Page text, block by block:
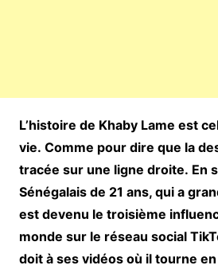
L’histoire de Khaby Lame est
vie. Comme pour dire que la
tracée sur une ligne droite. En
Sénégalais de 21 ans, qui a
est devenu le troisième
monde sur le réseau social
doit à ses vidéos où il tourne